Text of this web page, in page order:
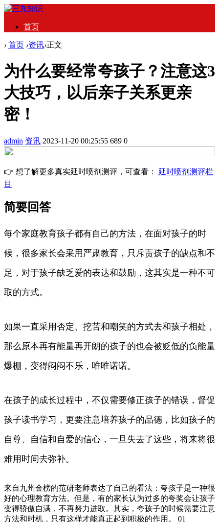
首页
› 首页 ›资讯›正文
为什么要经常夸孩子？注意这3
大技巧，以后亲子关系更亲
密！
admin 资讯 2023-11-20 00:25:55 689 0
👉 想了解更多真实延时喷剂测评，可查看： 延时喷剂测评栏
目
简要回答
每个家庭教育孩子都有自己的方法，在面对孩子的时
候，很多家长会采用严肃教育，只斥责孩子的缺点和不
足，对于孩子缺乏爱的表达和鼓励，这其实是一种不可
取的方式。
如果一直采用否定、挖苦和嘲笑的方式去和孩子相处，
那么原本再有能量再开朗的孩子的也会被贬低的负能量
爆棚，变得闷闷不乐，唯唯诺诺。
在孩子的成长过程中，不仅需要修正孩子的错误，督促
孩子读书学习，更要注意培养孩子的品德，比如孩子的
自尊、自信和自爱的信心，一旦失去了这些，将来将很
难用时间去弥补。
来自九州金榜的范研老师表达了自己的看法：夸孩子是一种很
好的心理教育方法。但是，有的家长认为过多的夸奖会让孩子
变得骄傲自满，不再努力进取。其实，夸孩子的时候需要注意
方法和时机，只有这样才能真正起到积极的作用。 01